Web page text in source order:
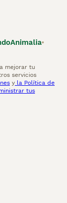
mejorar tu
servicios
y la Política de
tus